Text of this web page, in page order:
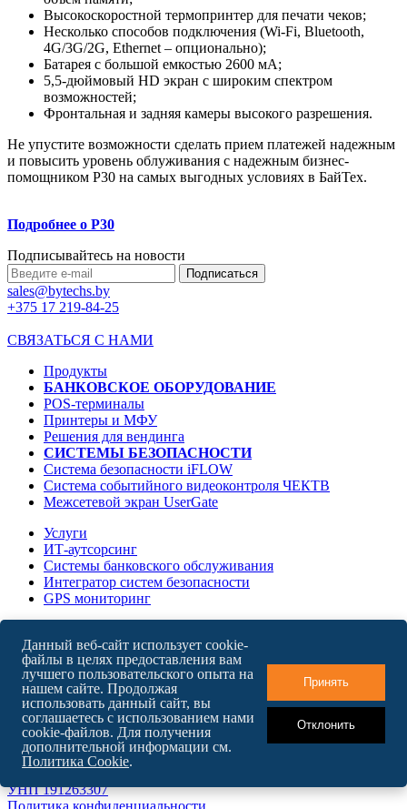
Высокоскоростной термопринтер для печати чеков;
Несколько способов подключения (Wi-Fi, Bluetooth,
4G/3G/2G, Ethernet – опционально);
Батарея с большой емкостью 2600 мА;
5,5-дюймовый HD экран с широким спектром
возможностей;
Фронтальная и задняя камеры высокого разрешения.
Не упустите возможности сделать прием платежей надежным
и повысить уровень облуживания с надежным бизнес-
помощником P30 на самых выгодных условиях в БайТех.
Подробнее о P30
Подписывайтесь на новости
sales@bytechs.by
+375 17 219-84-25
СВЯЗАТЬСЯ С НАМИ
Продукты
БАНКОВСКОЕ ОБОРУДОВАНИЕ
POS-терминалы
Принтеры и МФУ
Решения для вендинга
СИСТЕМЫ БЕЗОПАСНОСТИ
Система безопасности iFLOW
Система событийного видеоконтроля ЧЕКТВ
Межсетевой экран UserGate
Услуги
ИТ-аутсорсинг
Системы банковского обслуживания
Интегратор систем безопасности
GPS мониторинг
Карьера в БайТех
Новости
Контакты
English version
Карта сайта
ООО "БайТехСервис"
УНП 191263307
Политика конфиденциальности
Данный веб-сайт использует cookie-
файлы в целях предоставления вам
лучшего пользовательского опыта на
нашем сайте. Продолжая
использовать данный сайт, вы
соглашаетесь с использованием нами
cookie-файлов. Для получения
дополнительной информации см.
Политика Cookie.
Принять
Отклонить